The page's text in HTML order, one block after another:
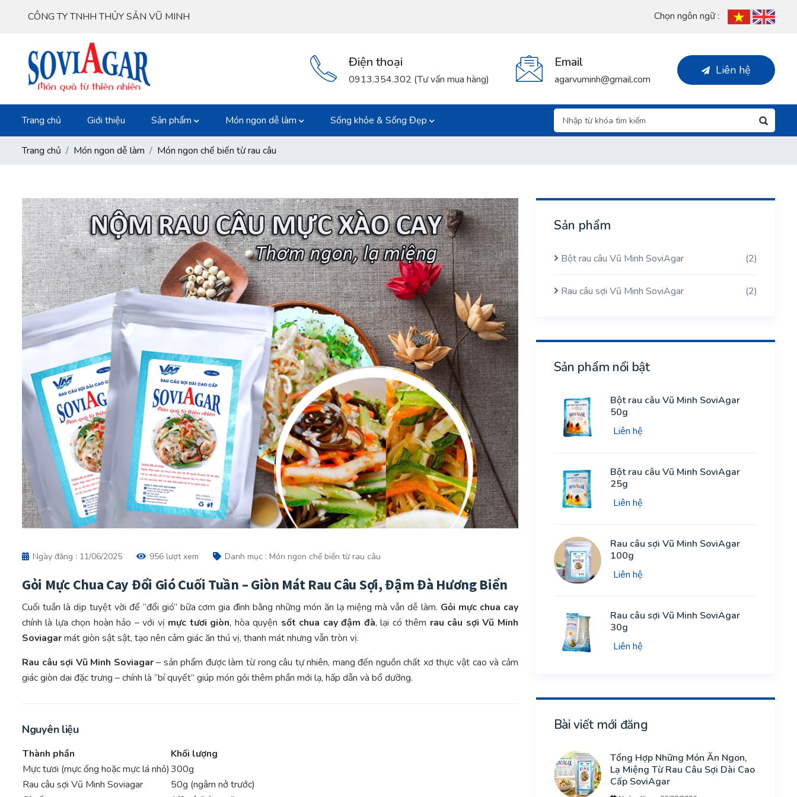
CÔNG TY TNHH THỦY SẢN VŨ MINH Chọn ngôn ngữ :
Liên hệ
Email
agarvuminh@gmail.com
Điện thoại
0913.354.302 (Tư vấn mua hàng)
Trang chủ Giới thiệu Sản phẩm Món ngon dễ làm Sống khỏe & Sống Đẹp
Trang chủ Món ngon dễ làm Món ngon chế biến từ rau câu
Ngày đăng : 11/06/2025 956 lượt xem Danh mục : Món ngon chế biến từ rau câu
Gỏi Mực Chua Cay Đổi Gió Cuối Tuần – Giòn Mát Rau Câu Sợi, Đậm Đà Hương Biển
Cuối tuần là dịp tuyệt vời để “đổi gió” bữa cơm gia đình bằng những món ăn lạ miệng mà vẫn dễ làm. Gỏi mực chua cay
chính là lựa chọn hoàn hảo – với vị mực tươi giòn, hòa quyện sốt chua cay đậm đà, lại có thêm rau câu sợi Vũ Minh
Soviagarmát giòn sật sật, tạo nên cảm giác ăn thú vị, thanh mát nhưng vẫn tròn vị.
Rau câu sợi Vũ Minh Soviagar– sản phẩm được làm từ rong câu tự nhiên, mang đến nguồn chất xơ thực vật cao và cảm
giác giòn dai đặc trưng – chính là “bí quyết” giúp món gỏi thêm phần mới lạ, hấp dẫn và bổ dưỡng.
Nguyên liệu
Thành phần
Khối lượng
Mực tươi (mực ống hoặc mực lá nhỏ)300g
Rau câu sợi Vũ Minh Soviagar
50g (ngâm nở trước)
Sản phẩm
Bột rau câu Vũ Minh SoviAgar (2)
Rau câu sợi Vũ Minh SoviAgar (2)
Sản phẩm nổi bật
Bột rau câu Vũ Minh SoviAgar
50g
Liên hệ
Bột rau câu Vũ Minh SoviAgar
25g
Liên hệ
Rau câu sợi Vũ Minh SoviAgar
100g
Liên hệ
Rau câu sợi Vũ Minh SoviAgar
30g
Liên hệ
Bài viết mới đăng
Tổng Hợp Những Món Ăn Ngon,
Lạ Miệng Từ Rau Câu Sợi Dài Cao
Cấp SoviAgar